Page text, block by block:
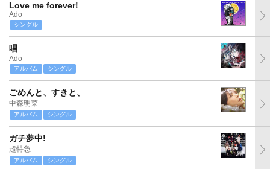
Love me forever!
Ado
シングル
唱
Ado
アルバム シングル
ごめんと、すきと、
中森明菜
アルバム シングル
ガチ夢中!
超特急
アルバム シングル